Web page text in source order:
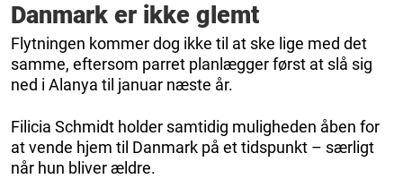
Danmark er ikke glemt
Flytningen kommer dog ikke til at ske lige med det
samme, eftersom parret planlægger først at slå sig
ned i Alanya til januar næste år.
Filicia Schmidt holder samtidig muligheden åben for
at vende hjem til Danmark på et tidspunkt – særligt
når hun bliver ældre.